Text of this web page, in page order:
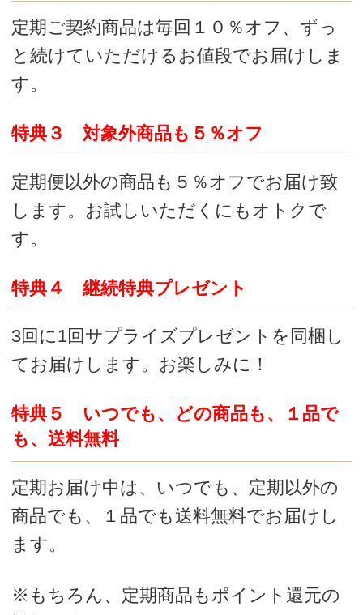
定期お届け中は、いつでも、定期以外の
商品でも、１品でも送料無料でお届けし
ます。
対象です
お届け間隔・お支払い方法
１．お届け周期
ただけます。途中の変更も可能です。
２．お支払い方法
「代金引換」「クレジットカード」「コ
ンビニ支払い（後払い）」「郵便振替
詳しくは商品のご注文について・お支払
い方法をご覧下さい。
・複数個のご注文がある場合はキャンセルさせ
ていただく場合がございます。
・お客様に確認後、間違いなければ出荷いたし
ます。
安心のお休み制度・変更もで
きます